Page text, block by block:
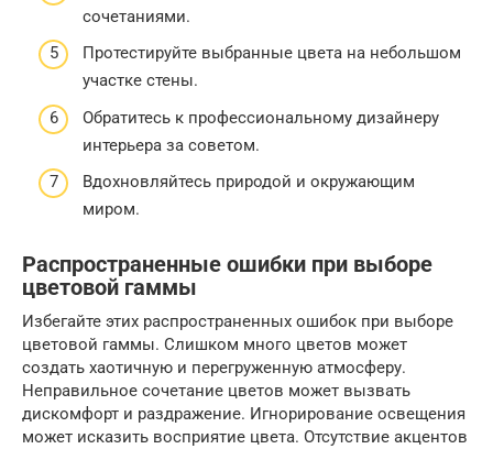
сочетаниями.
Протестируйте выбранные цвета на небольшом
участке стены.
Обратитесь к профессиональному дизайнеру
интерьера за советом.
Вдохновляйтесь природой и окружающим
миром.
Распространенные ошибки при выборе
цветовой гаммы
Избегайте этих распространенных ошибок при выборе
цветовой гаммы. Слишком много цветов может
создать хаотичную и перегруженную атмосферу.
Неправильное сочетание цветов может вызвать
дискомфорт и раздражение. Игнорирование освещения
может исказить восприятие цвета. Отсутствие акцентов